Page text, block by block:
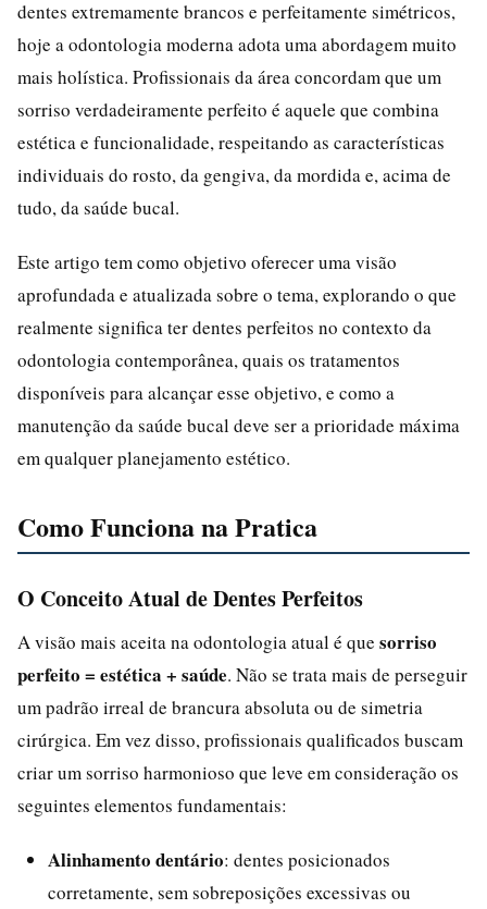
dentes extremamente brancos e perfeitamente simétricos,
hoje a odontologia moderna adota uma abordagem muito
mais holística. Profissionais da área concordam que um
sorriso verdadeiramente perfeito é aquele que combina
estética e funcionalidade, respeitando as características
individuais do rosto, da gengiva, da mordida e, acima de
tudo, da saúde bucal.
Este artigo tem como objetivo oferecer uma visão
aprofundada e atualizada sobre o tema, explorando o que
realmente significa ter dentes perfeitos no contexto da
odontologia contemporânea, quais os tratamentos
disponíveis para alcançar esse objetivo, e como a
manutenção da saúde bucal deve ser a prioridade máxima
em qualquer planejamento estético.
Como Funciona na Pratica
O Conceito Atual de Dentes Perfeitos
A visão mais aceita na odontologia atual é que sorriso
perfeito = estética + saúde. Não se trata mais de perseguir
um padrão irreal de brancura absoluta ou de simetria
cirúrgica. Em vez disso, profissionais qualificados buscam
criar um sorriso harmonioso que leve em consideração os
seguintes elementos fundamentais:
Alinhamento dentário: dentes posicionados
corretamente, sem sobreposições excessivas ou